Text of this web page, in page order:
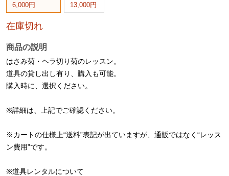
6,000円 13,000円
在庫切れ
商品の説明
はさみ菊・ヘラ切り菊のレッスン。
道具の貸し出し有り、購入も可能。
購入時に、選択ください。
※詳細は、上記でご確認ください。
※カートの仕様上“送料”表記が出ていますが、通販ではなく“レッス
ン費用”です。
※道具レンタルについて